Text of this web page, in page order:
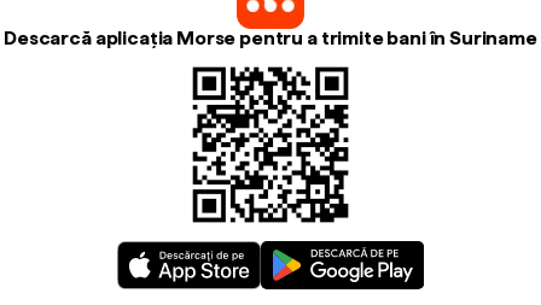
Descarcă aplicația Morse pentru a trimite bani în Suriname